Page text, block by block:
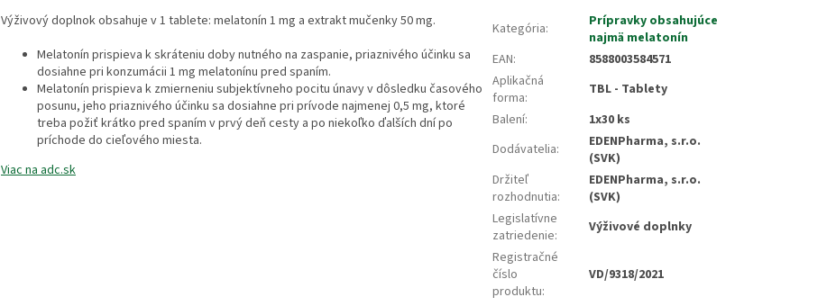
Výživový doplnok obsahuje v 1 tablete: melatonín 1 mg a extrakt mučenky 50 mg.
Melatonín prispieva k skráteniu doby nutného na zaspanie, priaznivého účinku sa
dosiahne pri konzumácii 1 mg melatonínu pred spaním.
Melatonín prispieva k zmierneniu subjektívneho pocitu únavy v dôsledku časového
posunu, jeho priaznivého účinku sa dosiahne pri prívode najmenej 0,5 mg, ktoré
treba požiť krátko pred spaním v prvý deň cesty a po niekoľko ďalších dní po
príchode do cieľového miesta.
Viac na adc.sk
Kategória:
Prípravky obsahujúce
najmä melatonín
EAN:
8588003584571
Aplikačná
forma:
TBL - Tablety
Balení:
1x30 ks
Dodávatelia:
EDENPharma, s.r.o.
(SVK)
Držiteľ
rozhodnutia:
EDENPharma, s.r.o.
(SVK)
Legislatívne
zatriedenie:
Výživové doplnky
Registračné
číslo
produktu:
VD/9318/2021